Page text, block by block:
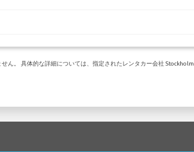
ん。 具体的な詳細については、指定されたレンタカー会社 Stockholm